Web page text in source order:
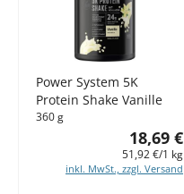
Power System 5K
Protein Shake Vanille
360 g
18,69 €
51,92 €/1 kg
inkl. MwSt., zzgl. Versand